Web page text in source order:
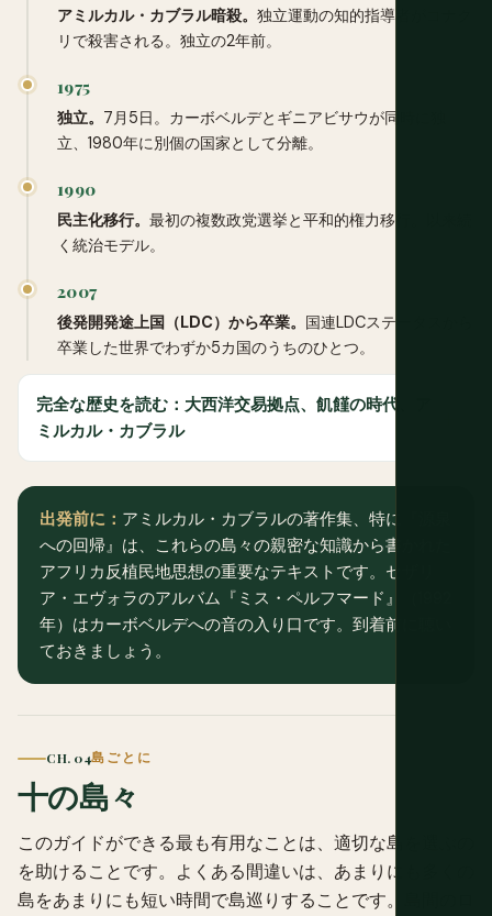
アミルカル・カブラル暗殺。 独立運動の知的指導者がコナク
リで殺害される。独立の2年前。
1975
独立。 7月5日。カーボベルデとギニアビサウが同時に独
立、1980年に別個の国家として分離。
1990
民主化移行。 最初の複数政党選挙と平和的権力移行。以来続
く統治モデル。
2007
後発開発途上国（LDC）から卒業。 国連LDCステータスから
卒業した世界でわずか5カ国のうちのひとつ。
完全な歴史を読む：大西洋交易拠点、飢饉の時代、ア
ミルカル・カブラル
出発前に： アミルカル・カブラルの著作集、特に『源泉
への回帰』は、これらの島々の親密な知識から書かれた
アフリカ反植民地思想の重要なテキストです。セザリ
ア・エヴォラのアルバム『ミス・ペルフマード』（1992
年）はカーボベルデへの音の入り口です。到着前に聴い
ておきましょう。
CH. 04島ごとに
十の島々
このガイドができる最も有用なことは、適切な島を選ぶの
を助けることです。よくある間違いは、あまりにも多くの
島をあまりにも短い時間で島巡りすることです。島間のロ